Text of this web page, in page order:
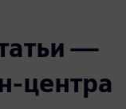
—
центра